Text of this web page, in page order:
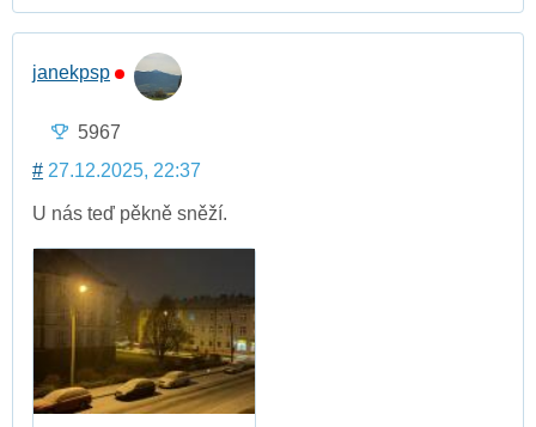
janekpsp
5967
# 27.12.2025, 22:37
U nás teď pěkně sněží.